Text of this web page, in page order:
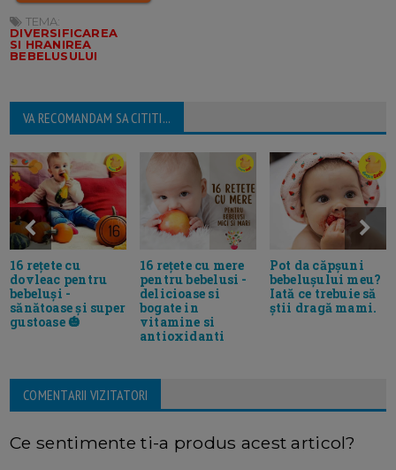
TEMA:
DIVERSIFICAREA
SI HRANIREA
BEBELUSULUI
VA RECOMANDAM SA CITITI...
16 rețete cu
dovleac pentru
bebeluși -
sănătoase și super
gustoase 🎃
16 rețete cu mere
pentru bebelusi -
delicioase si
bogate in
vitamine si
antioxidanti
Pot da căpșuni
bebelușului meu?
Iată ce trebuie să
știi dragă mami.
COMENTARII VIZITATORI
Ce sentimente ti-a produs acest articol?